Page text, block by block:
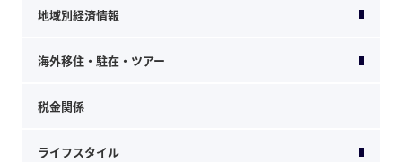
地域別経済情報
海外移住・駐在・ツアー
税金関係
ライフスタイル